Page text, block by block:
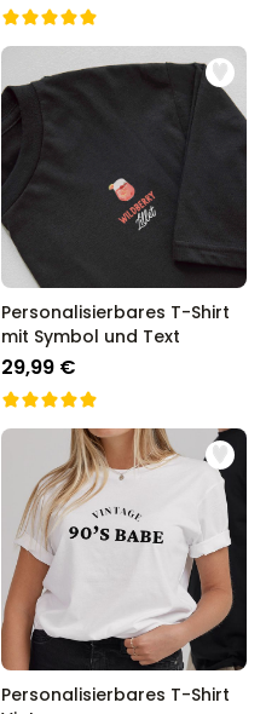
Personalisierbares T-Shirt
mit Symbol und Text
29,99 €
Personalisierbares T-Shirt